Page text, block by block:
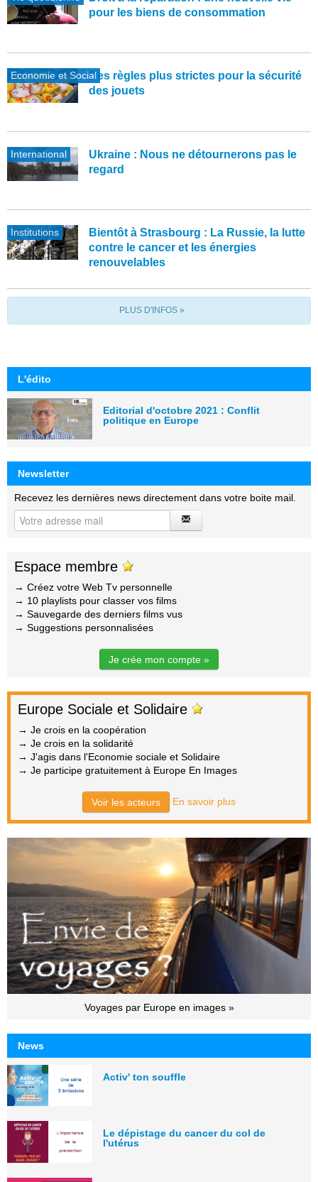
pour les biens de consommation
Economie et SocialDes règles plus strictes pour la sécurité
des jouets
International
Ukraine : Nous ne détournerons pas le
regard
Institutions
Bientôt à Strasbourg : La Russie, la lutte
contre le cancer et les énergies
renouvelables
PLUS D'INFOS »
L'édito
Editorial d'octobre 2021 : Conflit
politique en Europe
Newsletter
Recevez les dernières news directement dans votre boite mail.
Espace membre
→ Créez votre Web Tv personnelle
→ 10 playlists pour classer vos films
→ Sauvegarde des derniers films vus
→ Suggestions personnalisées
Je crée mon compte »
Europe Sociale et Solidaire
→ Je crois en la coopération
→ Je crois en la solidarité
→ J'agis dans l'Economie sociale et Solidaire
→ Je participe gratuitement à Europe En Images
Voir les acteurs En savoir plus
Voyages par Europe en images »
News
Activ' ton souffle
Le dépistage du cancer du col de
l'utérus